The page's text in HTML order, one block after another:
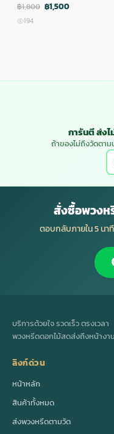
฿1,800 ฿1,500
194
การันตี ส่ง
ถ้าของไม่ถึงวัดตา
สั่งซื้อพวงห
ตอบกลับภายใน 5 นา
บริการด้วยใจ รวดเร็ว ตรงเวลา
พวงหรีดดอกไม้สดส่งถึงหน้าง
ลิงก์ด่วน
หน้าหลัก
สินค้าทั้งหมด
ส่งพวงหรีดตามวัด